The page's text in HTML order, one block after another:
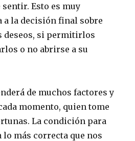
Esto es muy
a la decisión final sobre
deseos, si permitirlos
o no abrirse a su
de muchos factores y
momento, quien tome
La condición para
lo más correcta que nos